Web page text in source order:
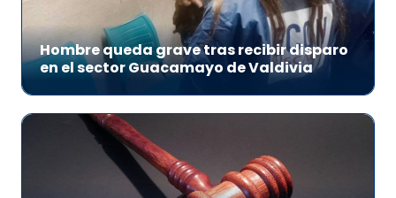
Hombre queda grave tras recibir disparo
en el sector Guacamayo de Valdivia